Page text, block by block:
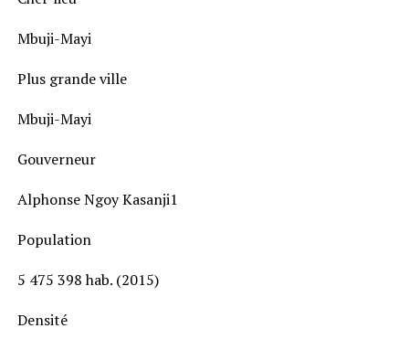
Mbuji-Mayi
Plus grande ville
Mbuji-Mayi
Gouverneur
Alphonse Ngoy Kasanji1
Population
5 475 398 hab. (2015)
Densité